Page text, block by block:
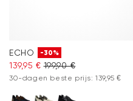
ECHO -30%
139,95 € 199,90 €
30-dagen beste prijs: 139,95 €